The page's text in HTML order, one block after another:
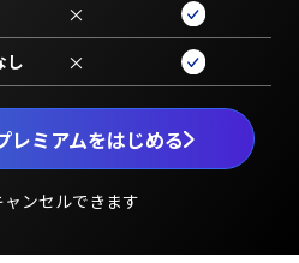
レミアムをはじめる
ンセルできます
×
し ×